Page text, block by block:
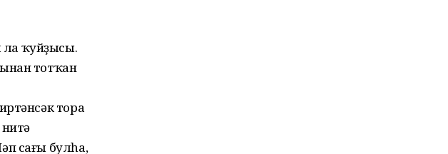
ҡуйҙысы.
тотҡан
тора
сағы булһа,